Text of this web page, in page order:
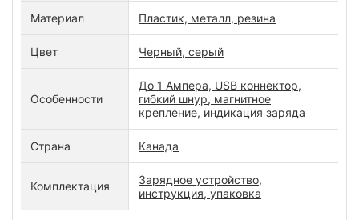
Материал Пластик, металл, резина
Цвет Черный, серый
Особенности
До 1 Ампера, USB коннектор,
гибкий шнур, магнитное
крепление, индикация заряда
Страна Канада
Комплектация
Зарядное устройство,
инструкция, упаковка